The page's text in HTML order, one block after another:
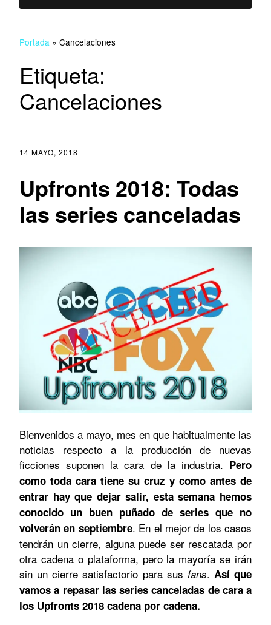
Portada » Cancelaciones
Etiqueta:
Cancelaciones
14 MAYO, 2018
Upfronts 2018: Todas
las series canceladas
Bienvenidos a mayo, mes en que habitualmente las
noticias respecto a la producción de nuevas
ficciones suponen la cara de la industria. Pero
como toda cara tiene su cruz y como antes de
entrar hay que dejar salir, esta semana hemos
conocido un buen puñado de series que no
volverán en septiembre. En el mejor de los casos
tendrán un cierre, alguna puede ser rescatada por
otra cadena o plataforma, pero la mayoría se irán
sin un cierre satisfactorio para sus fans. Así que
vamos a repasar las series canceladas de cara a
los Upfronts 2018 cadena por cadena.